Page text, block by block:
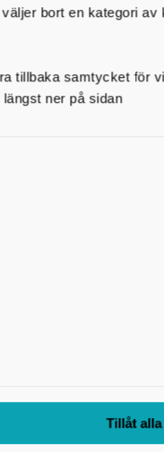
bort en kategori
tillbaka samtycket för
ner på sidan
Tillåt alla